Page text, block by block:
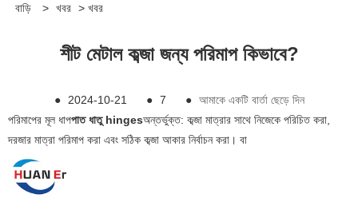
বাড়ি > খবর > খবর
শীট মেটাল কব্জা জন্য পরিমাপ কিভাবে?
● 2024-10-21 ● 7 ● আমাকে একটি বার্তা ছেড়ে দিন
পরিমাপের মূল ধাপপাত ধাতু hingesঅন্তর্ভুক্ত: কব্জা মাত্রার সাথে নিজেকে পরিচিত করা,
দরজার মাত্রা পরিমাপ করা এবং সঠিক কব্জা আকার নির্বাচন করা। বা